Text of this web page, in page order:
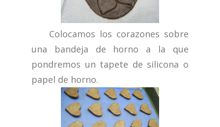
Colocamos los corazones sobre
una bandeja de horno a la que
pondremos un tapete de silicona o
papel de horno.